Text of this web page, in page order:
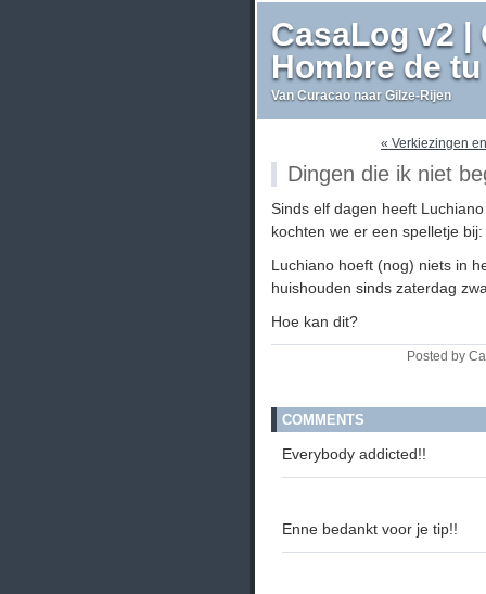
CasaLog v2 |
Hombre de tu
Van Curacao naar Gilze-Rijen
« Verkiezingen
Dingen die ik niet
Sinds elf dagen heeft
kochten we er een spelletje bij:
Luchiano hoeft (nog) niets in
huishouden sinds zaterdag
Hoe kan dit?
Posted by
COMMENTS
Everybody addicted!!
Enne bedankt voor je tip!!